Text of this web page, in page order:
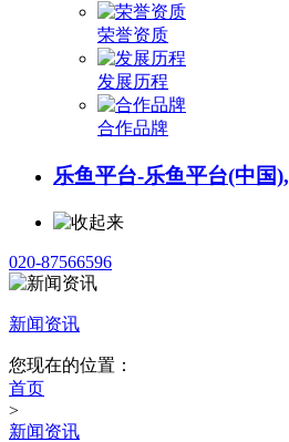
荣誉资质
发展历程
合作品牌
乐鱼平台-乐鱼平台(中国),
020-87566596
新闻资讯
您现在的位置：
首页
>
新闻资讯